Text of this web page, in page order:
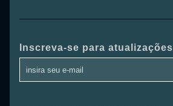
Inscreva-se para atualizações